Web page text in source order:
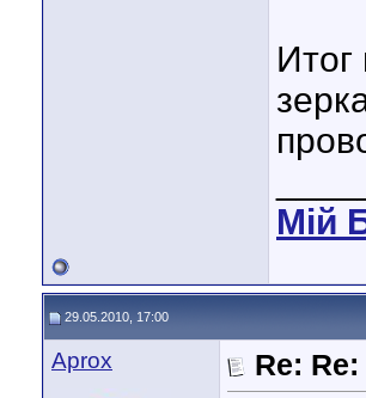
Мiй
29.05.2010, 17:00
Aprox Re: